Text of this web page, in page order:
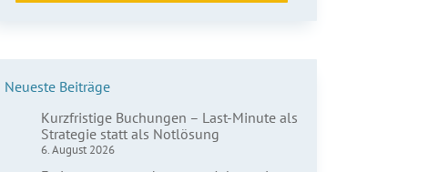
Neueste Beiträge
Kurzfristige Buchungen – Last-Minute als
Strategie statt als Notlösung
6. August 2026